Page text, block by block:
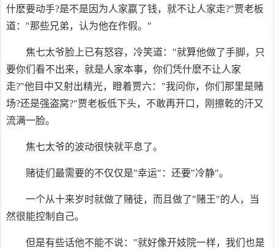
什麽要动手?是不是因为人家嬴了钱，就不让人家走?"贾老板
道："那些兄弟，认为他在作假。"
焦七太爷脸上已有怒容，冷笑道："就算他做了手脚，只
要你们看不出来，就是人家本事，你们凭什麽不让人家
走?"他目中又射出精光，瞪着贾六："我问你，你们那里是赌
场?还是强盗窝?"贾老板低下头，不敢再开口，刚擦乾的汗又
流满一脸。
焦七太爷的波动很快就平息了。
赌徒们最需要的不仅仅是"幸运"：还要"冷静"。
一个从十来岁时就做了赌徒，而且做了"赌王"的人，当
然很能控制自己。
但是有些话他不能不说："就好像开妓院一样，我们也是